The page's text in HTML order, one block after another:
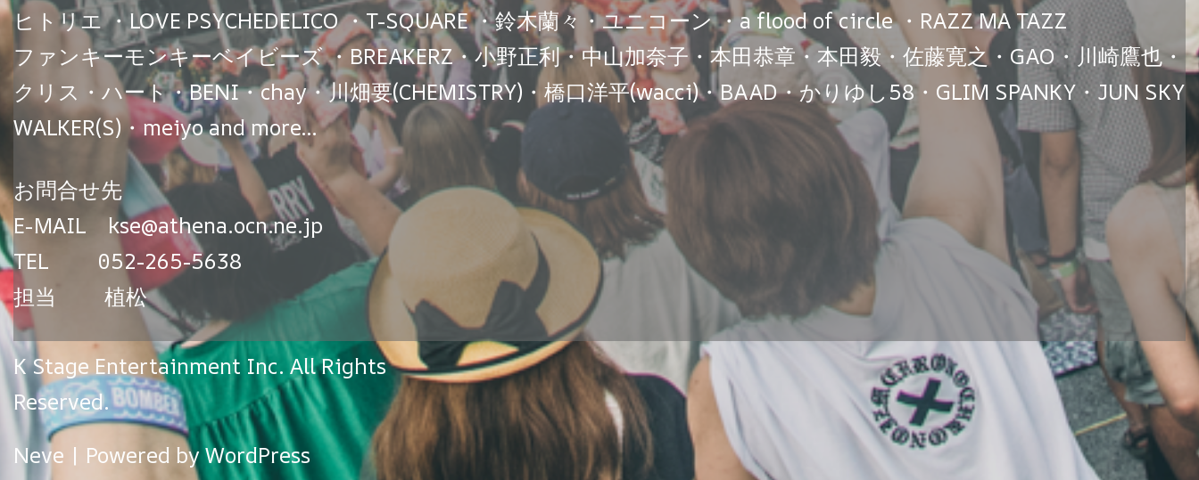
ヒトリエ ・LOVE PSYCHEDELICO ・T-SQUARE ・鈴木蘭々・ユニコーン ・a flood of circle ・RAZZ MA TAZZ
ファンキーモンキーベイビーズ ・BREAKERZ・小野正利・中山加奈子・本田恭章・本田毅・佐藤寛之・GAO・川崎鷹也・
クリス・ハート・BENI・chay・川畑要(CHEMISTRY)・橋口洋平(wacci)・BAAD・かりゆし58・GLIM SPANKY・JUN SKY
WALKER(S)・meiyo and more…
お問合せ先
E-MAIL kse@athena.ocn.ne.jp
TEL 052-265-5638
担当 植松
K Stage Entertainment Inc. All Rights
Reserved.
Neve | Powered byWordPress